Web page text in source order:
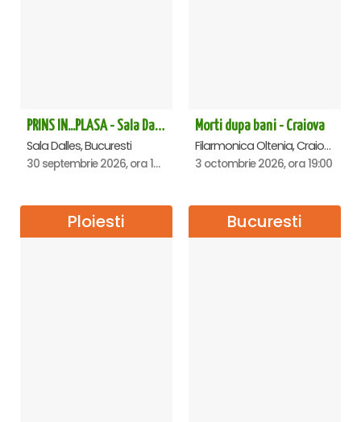
PRINS IN...PLASA - Sala Dalles
Sala Dalles, Bucuresti
30 septembrie 2026, ora 19:30
Morti dupa bani - Craiova
Filarmonica Oltenia, Craiova
3 octombrie 2026, ora 19:00
Ploiesti Bucuresti